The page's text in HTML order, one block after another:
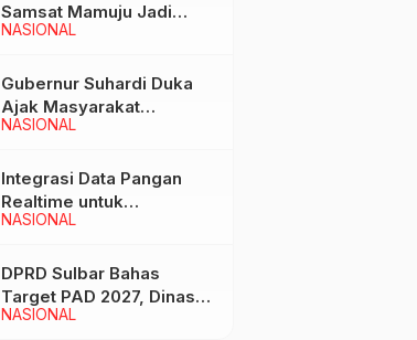
NASIONAL
Samsat Mamuju Jadi
Narasumber Hearing
DPRD Sulbar
NASIONAL
Gubernur Suhardi Duka
Ajak Masyarakat
Meriahkan Event
NASIONAL
Integrasi Data Pangan
Realtime untuk
Kendalikan inflasi,
Kembangkan Sistem
SAPEDA
NASIONAL
DPRD Sulbar Bahas
Target PAD 2027, Dinas
PUPR Siap Optimalkan